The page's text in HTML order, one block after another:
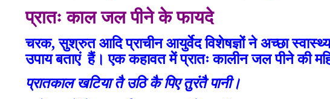
प्रातः काल जल पीने के फायदे
चरक, सुश्रुत आदि प्राचीन आयुर्वेद विशेषज्ञों ने अच्छा
उपाय बताएं हैं। एक कहावत में प्रातः कालीन जल पीने की
प्रातकाल खटिया तै उठि कै पिए तुरंतै पानी।